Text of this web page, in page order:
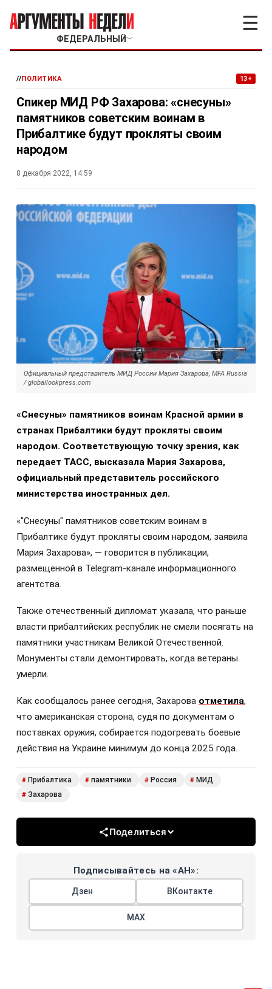
ФЕДЕРАЛЬНЫЙ ﹀
☰
//ПОЛИТИКА 13+
Спикер МИД РФ Захарова: «снесуны»
памятников советским воинам в
Прибалтике будут прокляты своим
народом
8 декабря 2022, 14:59
Официальный представитель МИД России Мария Захарова, MFA Russia
/ globallookpress.com
«Снесуны» памятников воинам Красной армии в
странах Прибалтики будут прокляты своим
народом. Соответствующую точку зрения, как
передает ТАСС, высказала Мария Захарова,
официальный представитель российского
министерства иностранных дел.
«"Снесуны" памятников советским воинам в
Прибалтике будут прокляты своим народом, заявила
Мария Захарова», — говорится в публикации,
размещенной в Telegram-канале информационного
агентства.
Также отечественный дипломат указала, что раньше
власти прибалтийских республик не смели посягать на
памятники участникам Великой Отечественной.
Монументы стали демонтировать, когда ветераны
умерли.
Как сообщалось ранее сегодня, Захарова отметила,
что американская сторона, судя по документам о
поставках оружия, собирается подогревать боевые
действия на Украине минимум до конца 2025 года.
# Прибалтика # памятники # Россия # МИД
# Захарова
Поделиться
Подписывайтесь на «АН»:
Дзен ВКонтакте
МАХ